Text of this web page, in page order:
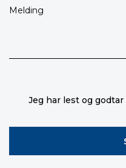
Jeg har lest og godtar